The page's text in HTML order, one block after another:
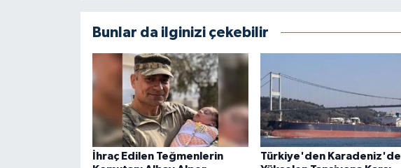
Bunlar da ilginizi çekebilir
İhraç Edilen Teğmenlerin
Türkiye'den Karadeniz'de